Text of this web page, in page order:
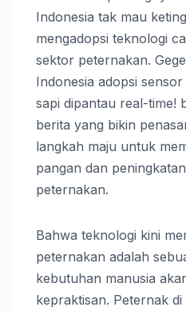
Indonesia tak mau
mengadopsi teknologi
sektor peternakan.
Indonesia adopsi
sapi dipantau real-time!
berita yang bikin
langkah maju untuk
pangan dan
peternakan.
Bahwa teknologi kini
peternakan adalah
kebutuhan manusia
kepraktisan. Peternak